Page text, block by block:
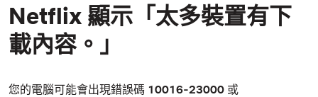
Netflix 顯示「太多裝置有下
載內容。」
您的電腦可能會出現錯誤碼 10016-23000 或